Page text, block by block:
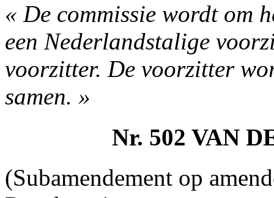
« De commissie wordt om
een Nederlandstalige
voorzitter. De voorzitter
samen. »
Nr. 502 VAN
(Subamendement op